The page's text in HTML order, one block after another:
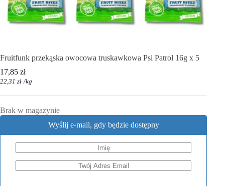
Fruitfunk przekąska owocowa truskawkowa Psi Patrol 16g x 5
17,85 zł
22,31 zł /kg
Brak w magazynie
Wyślij e-mail, gdy będzie dostępny